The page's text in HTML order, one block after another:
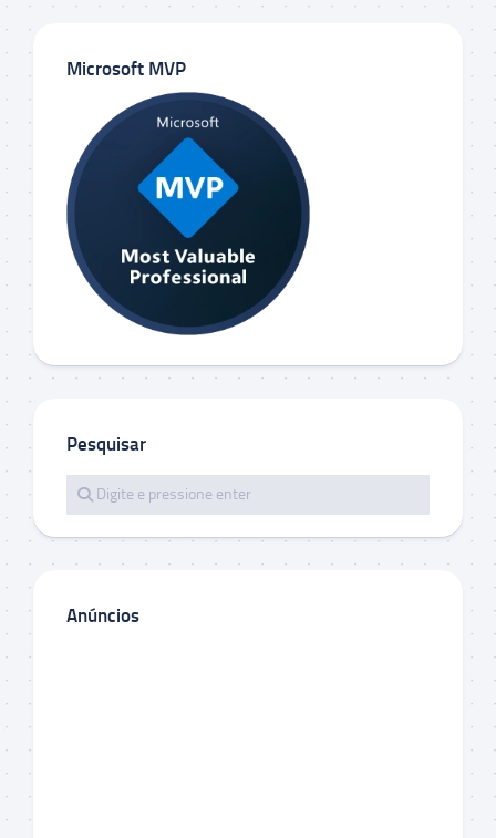
Microsoft MVP
Pesquisar
Anúncios